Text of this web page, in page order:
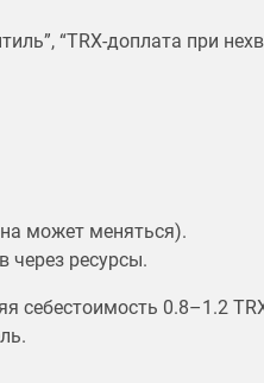
“TRX-доплата при
может меняться).
через ресурсы.
себестоимость 0.8–1.2